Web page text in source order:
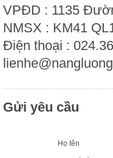
VPĐD : 1135
NMSX : KM41
Điện thoại :
Gửi yêu cầu
Họ tên